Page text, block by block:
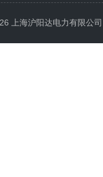
上海沪阳达电力有限公